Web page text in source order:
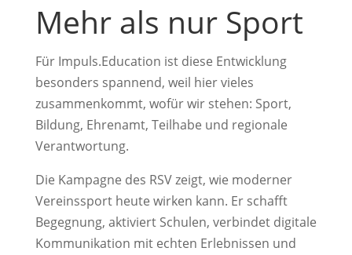
Mehr als nur Sport
Für Impuls.Education ist diese Entwicklung
besonders spannend, weil hier vieles
zusammenkommt, wofür wir stehen: Sport,
Bildung, Ehrenamt, Teilhabe und regionale
Verantwortung.
Die Kampagne des RSV zeigt, wie moderner
Vereinssport heute wirken kann. Er schafft
Begegnung, aktiviert Schulen, verbindet digitale
Kommunikation mit echten Erlebnissen und